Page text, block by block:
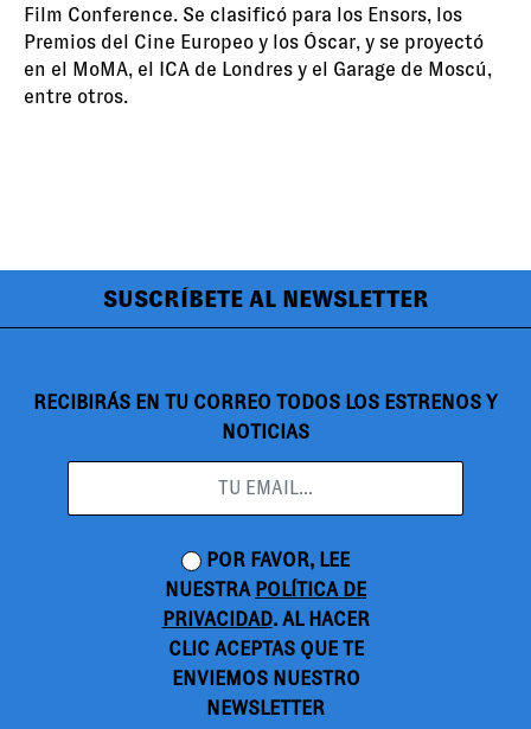
Film Conference. Se clasificó para los Ensors, los
Premios del Cine Europeo y los Óscar, y se proyectó
en el MoMA, el ICA de Londres y el Garage de Moscú,
entre otros.
SUSCRÍBETE AL NEWSLETTER
RECIBIRÁS EN TU CORREO TODOS LOS ESTRENOS Y
NOTICIAS
POR FAVOR, LEE
NUESTRA POLÍTICA DE
PRIVACIDAD. AL HACER
CLIC ACEPTAS QUE TE
ENVIEMOS NUESTRO
NEWSLETTER